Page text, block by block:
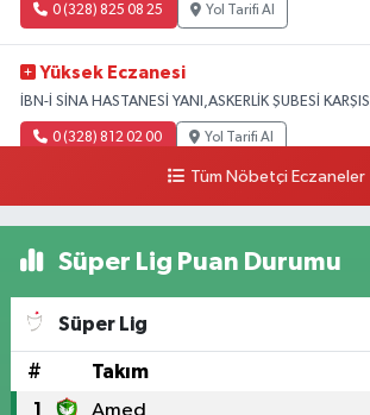
0 (328) 825 08 25 Yol Tarifi Al
Yüksek Eczanesi
İBN-İ SİNA HASTANESİ YANI,ASKERLİK ŞUBESİ KARŞISI
0 (328) 812 02 00 Yol Tarifi Al
Tüm Nöbetçi Eczaneler
Süper Lig Puan Durumu
Süper Lig
# Takım
1